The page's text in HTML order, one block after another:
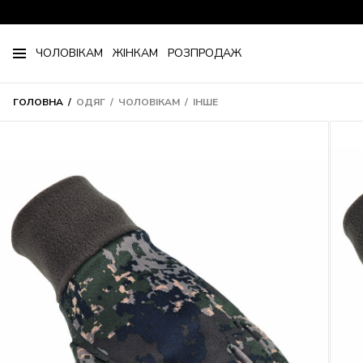
ЧОЛОВІКАМ ЖІНКАМ РОЗПРОДАЖ
ГОЛОВНА ОДЯГ ЧОЛОВІКАМ ІНШЕ